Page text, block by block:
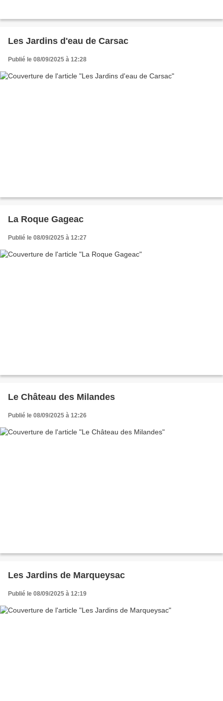
Les Jardins d'eau de Carsac
Publié le 08/09/2025 à 12:28
La Roque Gageac
Publié le 08/09/2025 à 12:27
Le Château des Milandes
Publié le 08/09/2025 à 12:26
Les Jardins de Marqueysac
Publié le 08/09/2025 à 12:19